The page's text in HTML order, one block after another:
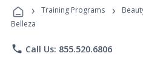
› Training Programs ›
Belleza
phone Call Us: 855.520.6806